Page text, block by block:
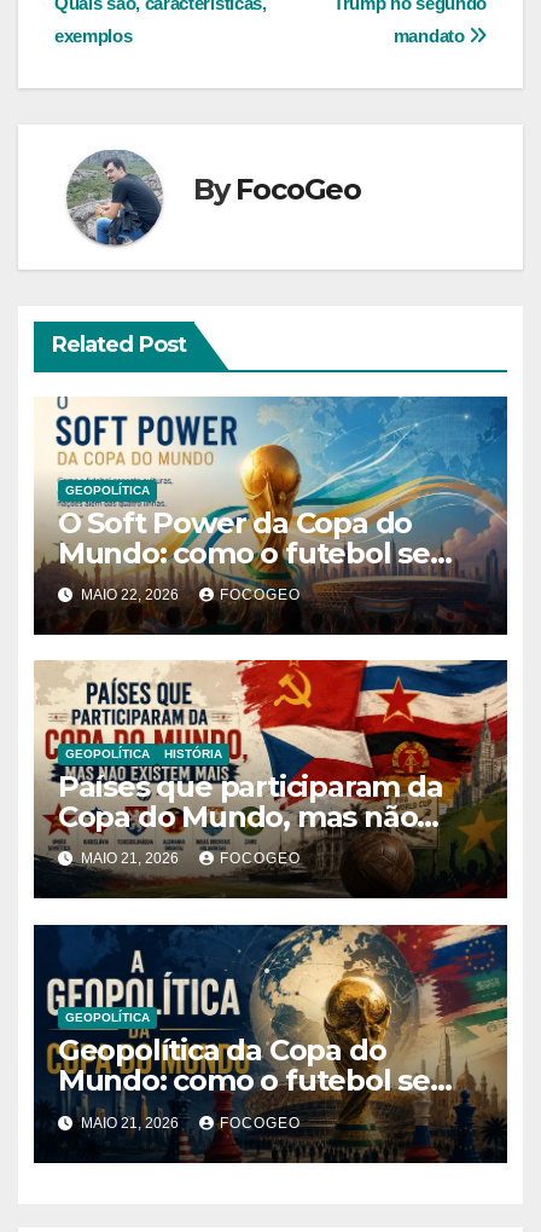
de
Post
mandato
exemplos
ByFocoGeo
Related Post
GEOPOLÍTICA
O Soft Power da Copa do
Mundo: como o futebol se
tornou ferramenta de
influência global e poder
internacional
MAIO 22, 2026 FOCOGEO
GEOPOLÍTICA HISTÓRIA
Países que participaram da
Copa do Mundo, mas não
existem mais: história,
geopolítica e transformações
territoriais
MAIO 21, 2026 FOCOGEO
GEOPOLÍTICA
Geopolítica da Copa do
Mundo: como o futebol se
tornou instrumento de
poder, influência e disputa
internacional
MAIO 21, 2026 FOCOGEO